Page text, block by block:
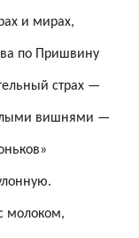
и мирах,
по Пришвину
страх —
вишнями —
молоком,